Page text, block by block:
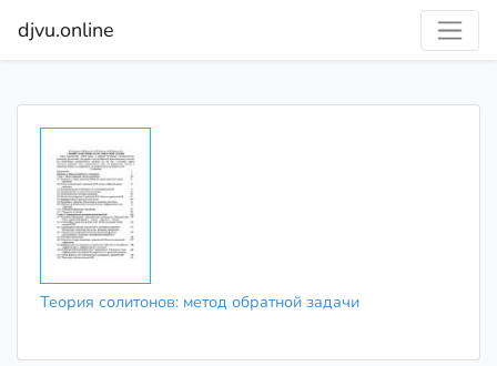
djvu.online
Теория солитонов: метод обратной задачи